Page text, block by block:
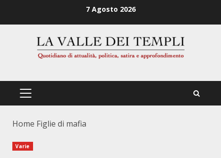
7 Agosto 2026
PRIMÄRES
Home Figlie di mafia
Varie